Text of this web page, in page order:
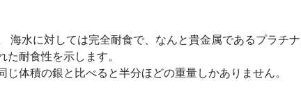
海水に対しては完全耐食で、なんと貴金属であるプラチナ
耐食性を示します。
体積の銀と比べると半分ほどの重量しかありません。